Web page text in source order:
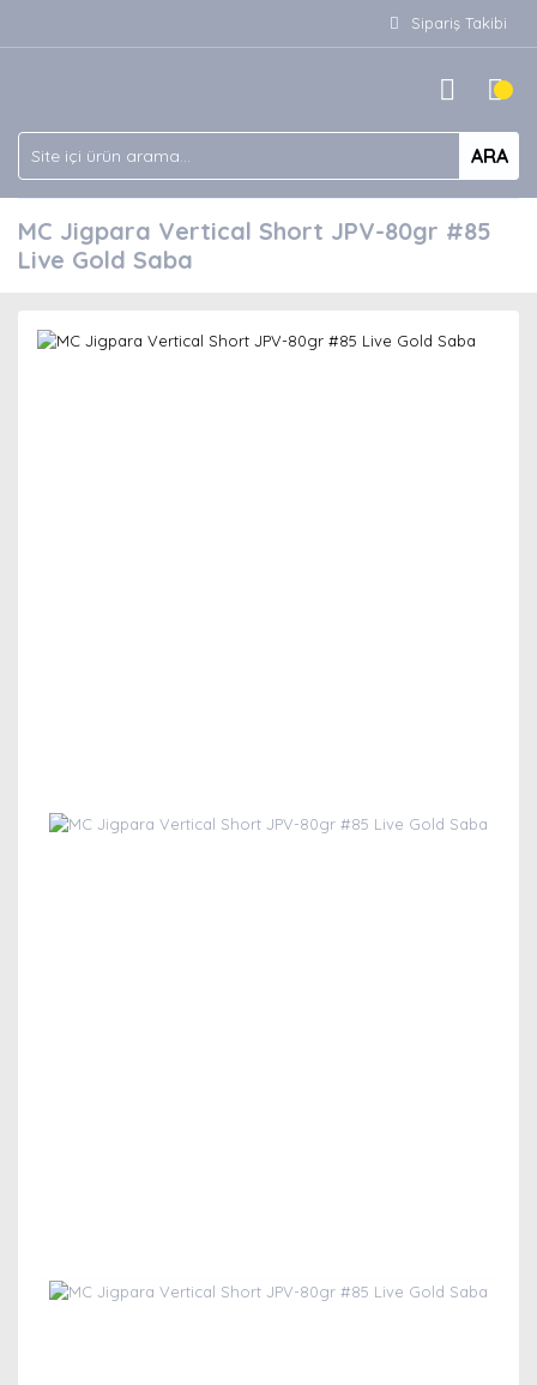
Sipariş Takibi
ARA
MC Jigpara Vertical Short JPV-80gr #85
Live Gold Saba